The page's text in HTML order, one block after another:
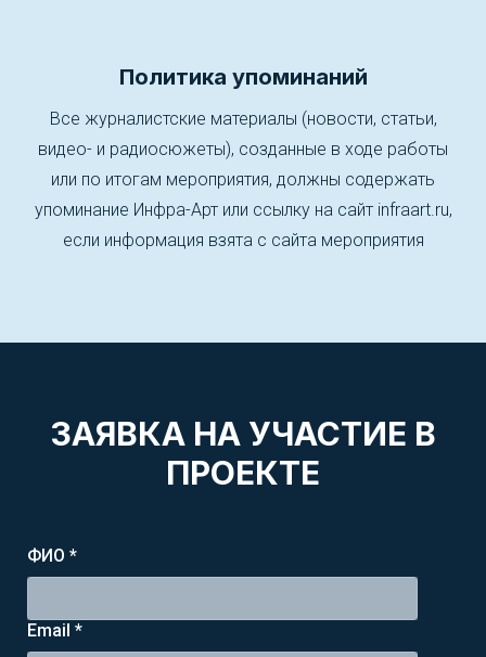
Политика упоминаний
Все журналистские материалы (новости, статьи,
видео- и радиосюжеты), созданные в ходе работы
или по итогам мероприятия, должны содержать
упоминание Инфра-Арт или ссылку на сайт infraart.ru,
если информация взята с сайта мероприятия
ЗАЯВКА НА УЧАСТИЕ В
ПРОЕКТЕ
ФИО *
Email *